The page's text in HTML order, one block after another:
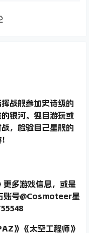
战舰参加史诗级的
银河。独自游玩或
，检验自己星舰的
多游戏信息，或是
账号@Cosmoteer星
》《太空工程师》